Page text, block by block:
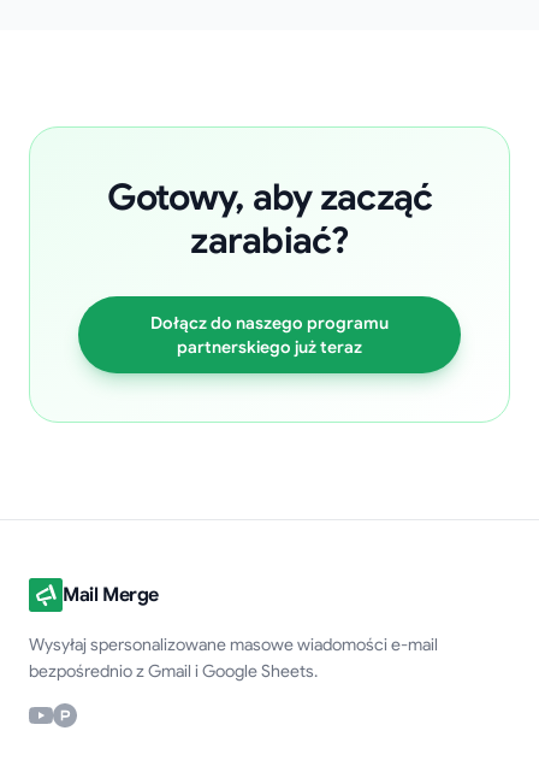
Gotowy, aby zacząć
zarabiać?
Dołącz do naszego programu
partnerskiego już teraz
Mail Merge
Wysyłaj spersonalizowane masowe wiadomości e-mail
bezpośrednio z Gmail i Google Sheets.